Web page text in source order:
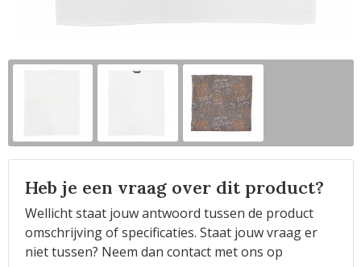
Heb je een vraag over dit product?
Wellicht staat jouw antwoord tussen de product
omschrijving of specificaties. Staat jouw vraag er
niet tussen? Neem dan contact met ons op